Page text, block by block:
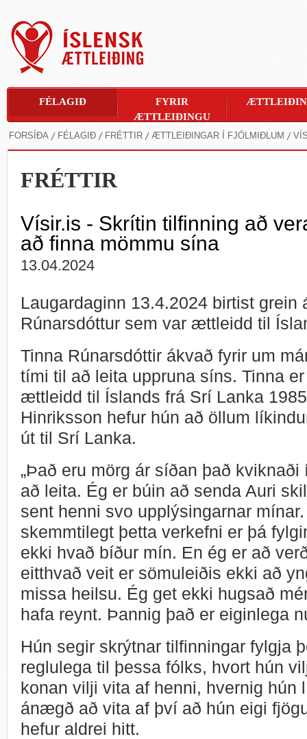
FORSÍÐA FÉLAGIÐ FRÉTTIR ÆTTLEIÐINGAR Í FJÖLMIÐLUM
FRÉTTIR
Vísir.is - Skrítin til­finning að
að finna mömmu sína
13.04.2024
Laugardaginn 13.4.2024 birtist grein
Rúnarsdóttur sem var ættleidd til
Tinna Rúnarsdóttir ákvað fyrir um
tími til að leita uppruna síns. Tinna
ættleidd til Íslands frá Srí Lanka
Hinriksson hefur hún að öllum
út til Srí Lanka.
„Það eru mörg ár síðan það
að leita. Ég er búin að senda Auri
sent henni svo upplýsingarnar
skemmtilegt þetta verkefni er þá
ekki hvað bíður mín. En ég er að
eitthvað veit er sömuleiðis ekki að
missa heilsu. Ég get ekki hugsað
hafa reynt. Þannig það er eiginlega
Hún segir skrýtnar tilfinningar fylgja
reglulega til þessa fólks, hvort hún
konan vilji vita af henni, hvernig hún
ánægð að vita af því að hún eigi
hefur aldrei hitt.
FÉLAGIÐ
FYRIR
ÆTTLEIÐINGU